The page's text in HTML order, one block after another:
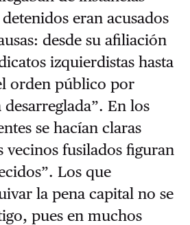
eran acusados
desde su afiliación
izquierdistas hasta
orden público por
En los
se hacían claras
vecinos fusilados figuran
Los que
la pena capital no se
pues en muchos